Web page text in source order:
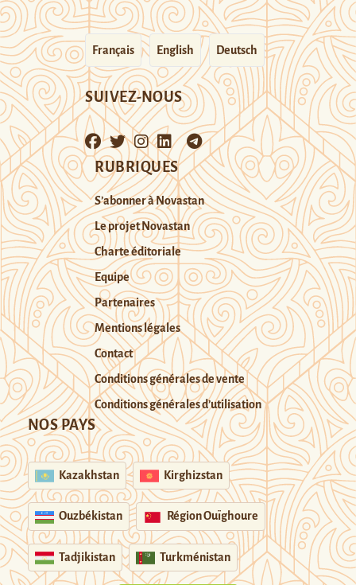
Français English Deutsch
SUIVEZ-NOUS
RUBRIQUES
S’abonner à Novastan
Le projet Novastan
Charte éditoriale
Equipe
Partenaires
Mentions légales
Contact
Conditions générales de vente
Conditions générales d’utilisation
NOS PAYS
Kazakhstan Kirghizstan
Ouzbékistan Région Ouïghoure
Tadjikistan Turkménistan